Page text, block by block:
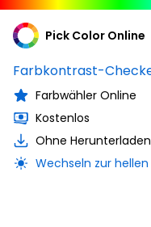
Pick Color Online
Farbkontrast-
Farbwähler Online
Kostenlos
Ohne Herunterladen
Wechseln zur